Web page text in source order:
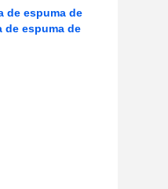
de espuma de
de espuma de